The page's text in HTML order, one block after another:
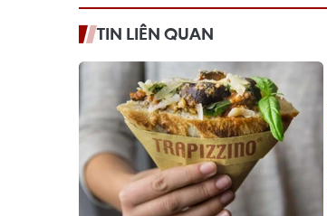
TIN LIÊN QUAN